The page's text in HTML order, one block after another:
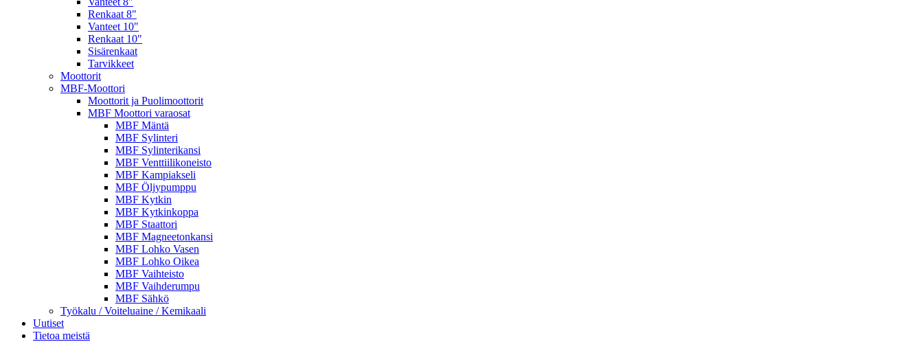
Renkaat 8"
Vanteet 10"
Renkaat 10"
Sisärenkaat
Tarvikkeet
Moottorit
MBF-Moottori
Moottorit ja Puolimoottorit
MBF Moottori varaosat
MBF Mäntä
MBF Sylinteri
MBF Sylinterikansi
MBF Venttiilikoneisto
MBF Kampiakseli
MBF Öljypumppu
MBF Kytkin
MBF Kytkinkoppa
MBF Staattori
MBF Magneetonkansi
MBF Lohko Vasen
MBF Lohko Oikea
MBF Vaihteisto
MBF Vaihderumpu
MBF Sähkö
Työkalu / Voiteluaine / Kemikaali
Uutiset
Tietoa meistä